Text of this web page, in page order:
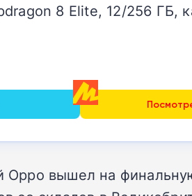
8 Elite, 12/256
Oppo вышел на